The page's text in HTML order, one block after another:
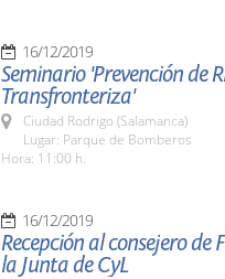
16/12/2019
Seminario 'Prevención de
Transfronteriza'
Ciudad Rodrigo (Salamanca)
Lugar: Parque de Bomberos
Hora: 11:00 h.
16/12/2019
Recepción al consejero
la Junta de CyL